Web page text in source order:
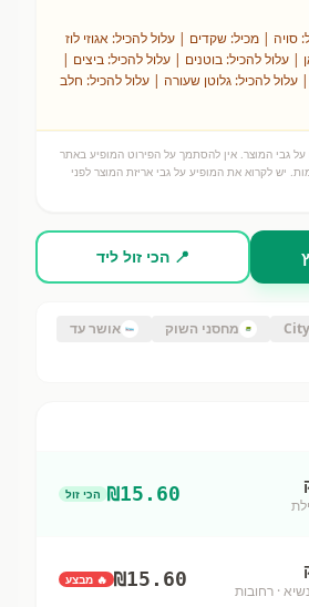
סויה | מכיל: שקדים | עלול להכיל: אגוזי לוז
| עלול להכיל: בוטנים | עלול להכיל: ביצים |
| עלול להכיל: גלוטן שעורה | עלול להכיל: חלב
על גבי המוצר. אין להסתמך על הפירוט המופיע באתר
יש לקרוא את המופיע על גבי אריזת המוצר לפני
📍 הכי זול ליד
מחסני השוק
אושר עד
₪15.60 הכי זול
· רחובות
₪15.60 🔥 מבצע